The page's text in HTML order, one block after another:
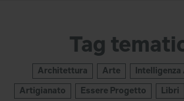
Tag
Architettura Arte
Artigianato Essere Progetto Libri